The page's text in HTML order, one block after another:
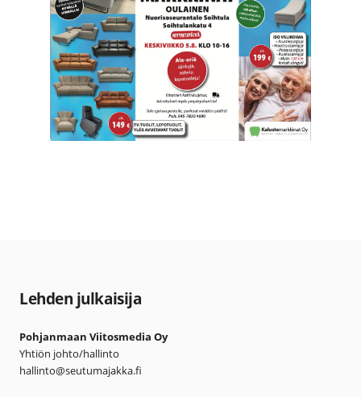
Lehden julkaisija
Pohjanmaan Viitosmedia Oy
Yhtiön johto/hallinto
hallinto@seutumajakka.fi